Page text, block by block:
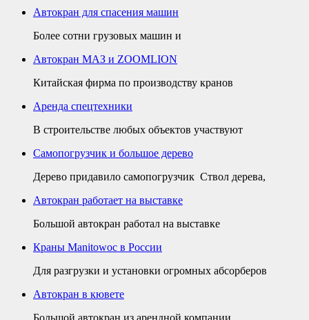
Автокран для спасения машин
Более сотни грузовых машин и
Автокран МАЗ и ZOOMLION
Китайская фирма по производству кранов
Аренда спецтехники
В строительстве любых объектов участвуют
Самопогрузчик и большое дерево
Дерево придавило самопогрузчик Ствол дерева,
Автокран работает на выставке
Большой автокран работал на выставке
Краны Manitowoc в России
Для разгрузки и установки огромных абсорберов
Автокран в кювете
Большой автокран из арендной компании